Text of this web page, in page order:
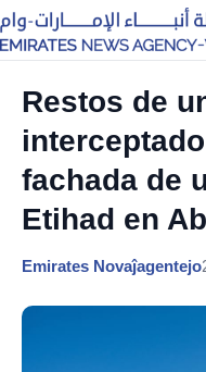
Restos de
fachada de
Etihad en
Emirates Novaĵagentejo